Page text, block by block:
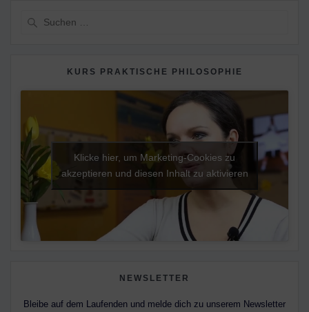
KURS PRAKTISCHE PHILOSOPHIE
Klicke hier, um Marketing-Cookies zu
akzeptieren und diesen Inhalt zu aktivieren
NEWSLETTER
Bleibe auf dem Laufenden und melde dich zu unserem Newsletter